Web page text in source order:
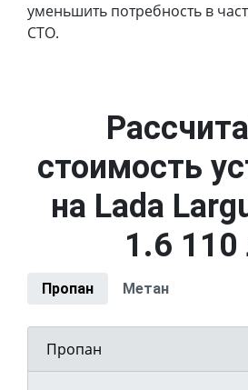
уменьшить потребность в
СТО.
стоимость
на Lada
1.6 110
Пропан Метан
Пропан